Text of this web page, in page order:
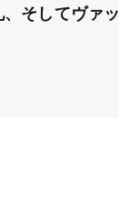
そしてヴァ